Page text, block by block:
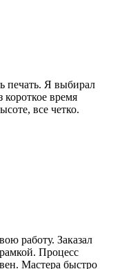
печать. Я выбирал
короткое время
все четко.
работу. Заказал
Процесс
Мастера быстро